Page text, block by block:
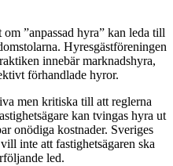
”anpassad hyra” kan leda till
Hyresgästföreningen
innebär marknadshyra,
förhandlade hyror.
men kritiska till att reglerna
kan tvingas hyra ut
onödiga kostnader. Sveriges
inte att fastighetsägaren ska
led.